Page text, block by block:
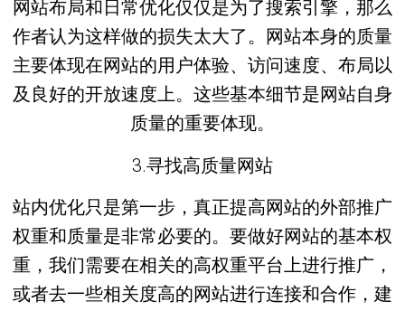
网站布局和日常优化仅仅是为了搜索引擎，那么
作者认为这样做的损失太大了。网站本身的质量
主要体现在网站的用户体验、访问速度、布局以
及良好的开放速度上。这些基本细节是网站自身
质量的重要体现。
3.寻找高质量网站
站内优化只是第一步，真正提高网站的外部推广
权重和质量是非常必要的。要做好网站的基本权
重，我们需要在相关的高权重平台上进行推广，
或者去一些相关度高的网站进行连接和合作，建